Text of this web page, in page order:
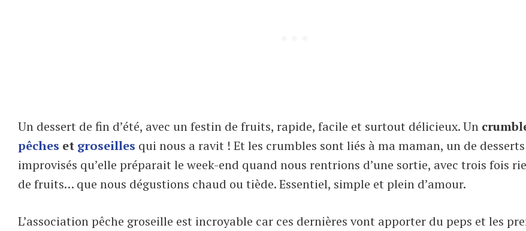
Un dessert de fin d’été, avec un festin de fruits, rapide, facile et surtout délicieux. Un
pêches et groseilles qui nous a ravit ! Et les crumbles sont liés à ma maman, un de desserts
improvisés qu’elle préparait le week-end quand nous rentrions d’une sortie, avec trois fois
de fruits… que nous dégustions chaud ou tiède. Essentiel, simple et plein d’amour.
L’association pêche groseille est incroyable car ces dernières vont apporter du peps et les